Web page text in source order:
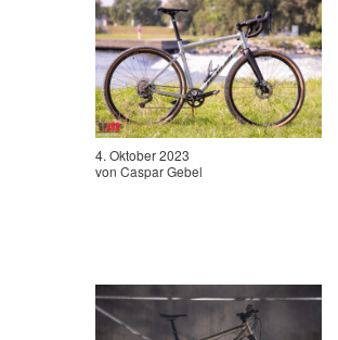
4. Oktober 2023
von Caspar Gebel